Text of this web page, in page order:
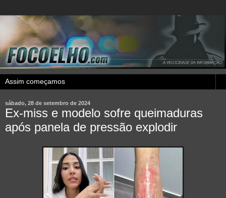
sábado, 28 de setembro de 2024
Ex-miss e modelo sofre queimaduras
após panela de pressão explodir